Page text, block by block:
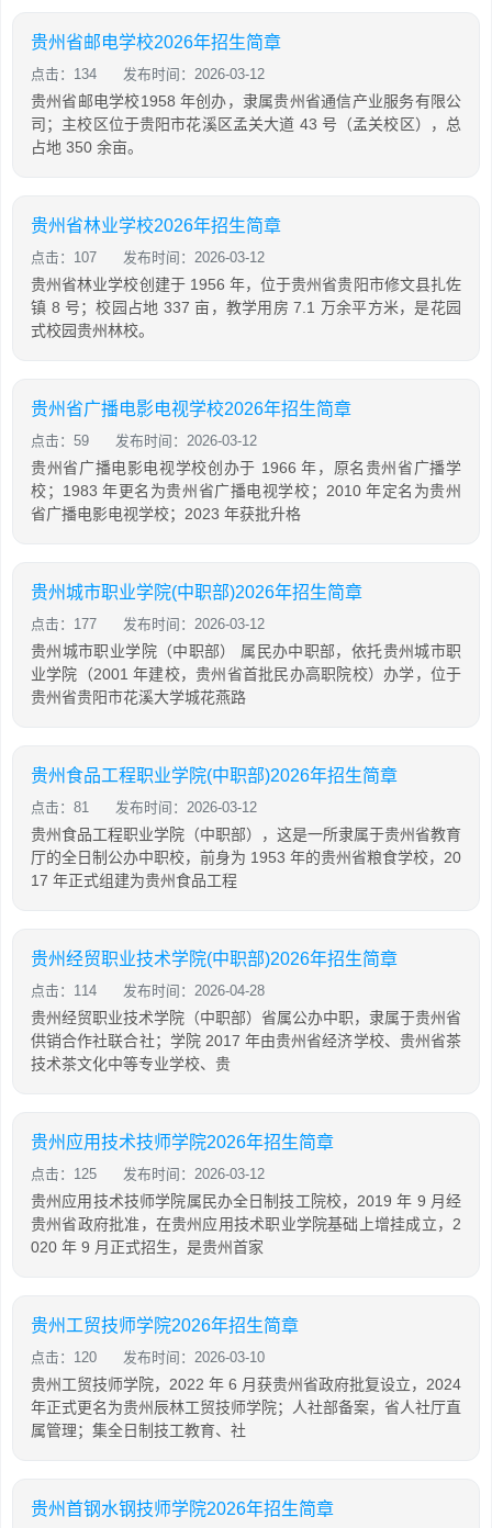
贵州省邮电学校2026年招生简章
点击：134 发布时间：2026-03-12
贵州省邮电学校1958 年创办，隶属贵州省通信产业服务有限公
司；主校区位于贵阳市花溪区孟关大道 43 号（孟关校区），总
占地 350 余亩。
贵州省林业学校2026年招生简章
点击：107 发布时间：2026-03-12
贵州省林业学校创建于 1956 年，位于贵州省贵阳市修文县扎佐
镇 8 号；校园占地 337 亩，教学用房 7.1 万余平方米，是花园
式校园贵州林校。
贵州省广播电影电视学校2026年招生简章
点击：59 发布时间：2026-03-12
贵州省广播电影电视学校创办于 1966 年，原名贵州省广播学
校；1983 年更名为贵州省广播电视学校；2010 年定名为贵州
省广播电影电视学校；2023 年获批升格
贵州城市职业学院(中职部)2026年招生简章
点击：177 发布时间：2026-03-12
贵州城市职业学院（中职部） 属民办中职部，依托贵州城市职
业学院（2001 年建校，贵州省首批民办高职院校）办学，位于
贵州省贵阳市花溪大学城花燕路
贵州食品工程职业学院(中职部)2026年招生简章
点击：81 发布时间：2026-03-12
贵州食品工程职业学院（中职部），这是一所隶属于贵州省教育
厅的全日制公办中职校，前身为 1953 年的贵州省粮食学校，20
17 年正式组建为贵州食品工程
贵州经贸职业技术学院(中职部)2026年招生简章
点击：114 发布时间：2026-04-28
贵州经贸职业技术学院（中职部）省属公办中职，隶属于贵州省
供销合作社联合社；学院 2017 年由贵州省经济学校、贵州省茶
技术茶文化中等专业学校、贵
贵州应用技术技师学院2026年招生简章
点击：125 发布时间：2026-03-12
贵州应用技术技师学院属民办全日制技工院校，2019 年 9 月经
贵州省政府批准，在贵州应用技术职业学院基础上增挂成立，2
020 年 9 月正式招生，是贵州首家
贵州工贸技师学院2026年招生简章
点击：120 发布时间：2026-03-10
贵州工贸技师学院，2022 年 6 月获贵州省政府批复设立，2024
年正式更名为贵州辰林工贸技师学院；人社部备案，省人社厅直
属管理；集全日制技工教育、社
贵州首钢水钢技师学院2026年招生简章